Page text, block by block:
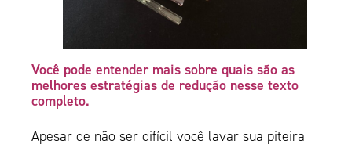
Você pode entender mais sobre quais são as
melhores estratégias de redução nesse texto
completo.
Apesar de não ser difícil você lavar sua piteira